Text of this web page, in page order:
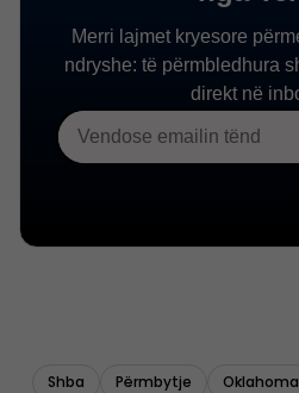
Shba Përmbytje Oklahoma